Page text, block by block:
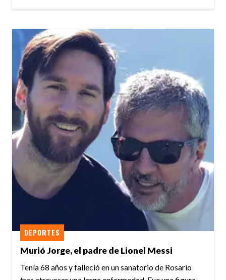
Murió Jorge, el padre de Lionel Messi
DEPORTES
Tenía 68 años y falleció en un sanatorio de Rosario